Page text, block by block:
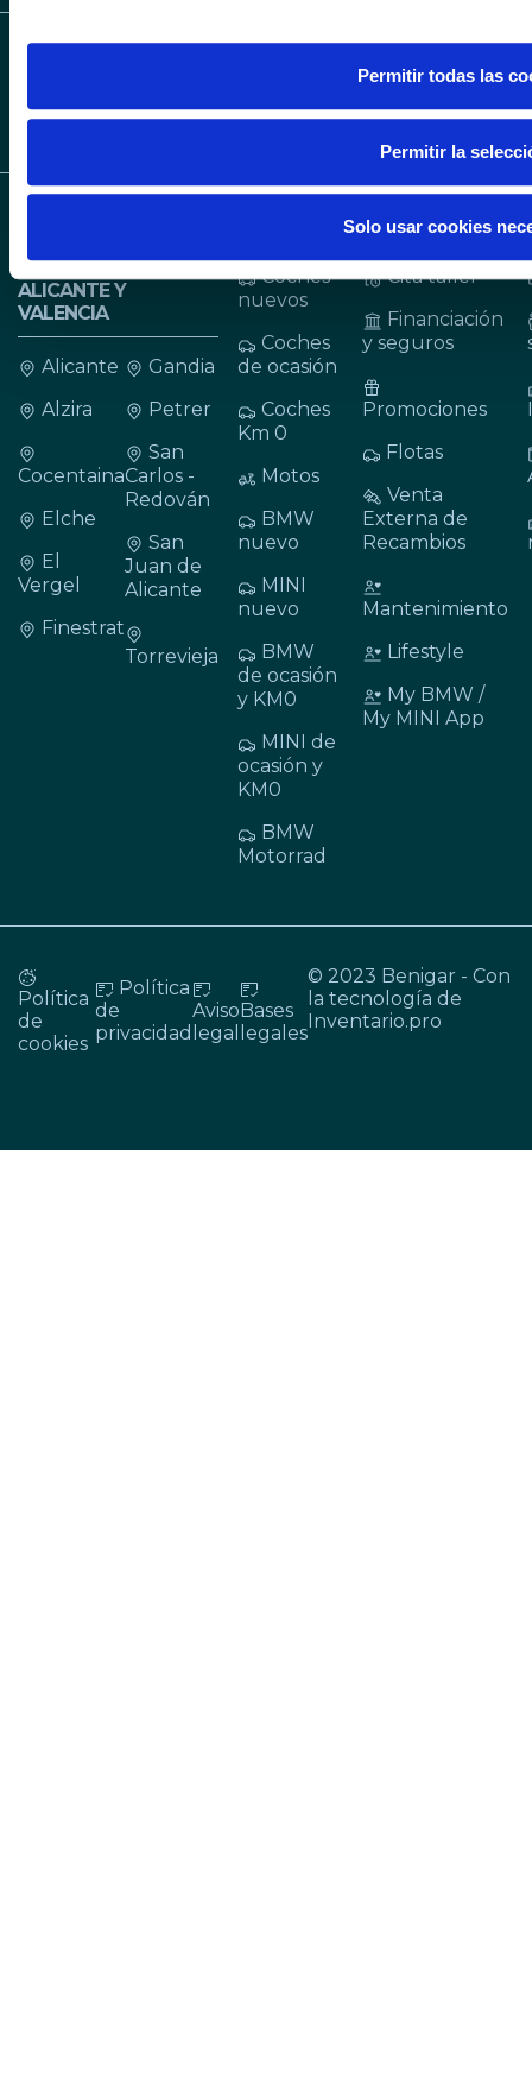
Permitir todas las
Permitir la
Solo usar cookies
MOTORRAD EN
ALICANTE Y
VALENCIA
Alicante
Alzira
Cocentaina
Elche
El
Vergel
Finestrat
Gandia
Petrer
San
Carlos -
Redován
San
Juan de
Alicante
Torrevieja
Coches
nuevos
Coches
de ocasión
Coches
Km 0
Motos
BMW
nuevo
MINI
nuevo
BMW
de ocasión
y KM0
MINI de
ocasión y
KM0
BMW
Motorrad
SERVICIOS
Cita taller
Financiación
y seguros
Promociones
Flotas
Venta
Externa de
Recambios
Mantenimiento
Lifestyle
My BMW /
My MINI App
Política
de
cookies
Política
de
privacidad
Aviso
legal
Bases
legales
© 2023 Benigar - Con
la tecnología de
Inventario.pro